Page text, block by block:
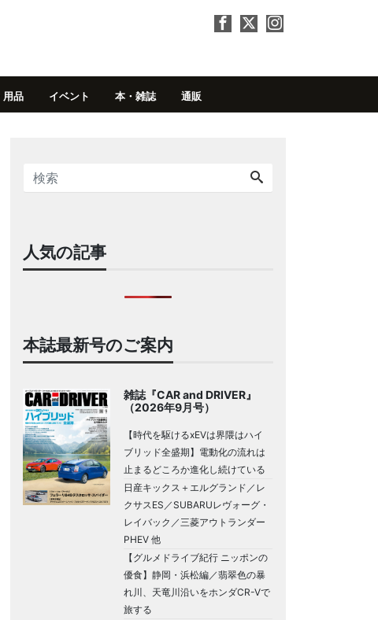
用品 イベント 本・雑誌 通販
人気の記事
本誌最新号のご案内
雑誌『CAR and DRIVER』
（2026年9月号）
【時代を駆けるxEVは界隈はハイ
ブリッド全盛期】電動化の流れは
止まるどころか進化し続けている
日産キックス＋エルグランド／レ
クサスES／SUBARUレヴォーグ・
レイバック／三菱アウトランダー
PHEV 他
【グルメドライブ紀行 ニッポンの
優食】静岡・浜松編／翡翠色の暴
れ川、天竜川沿いをホンダCR-Vで
旅する